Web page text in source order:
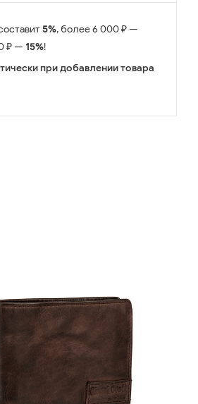
5%, более 6 000 ₽ —
₽ — 15%!
при добавлении товара